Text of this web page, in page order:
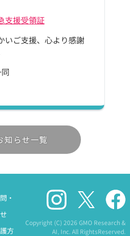
支援受領証
いご支援、心より感謝
知らせ一覧
・
方
Copyright (C)2026 GMO Research &
AI, Inc. All RightsReserved.